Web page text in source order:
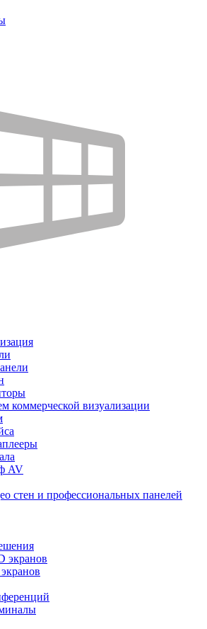
коммерческой визуализации
AV
стен и профессиональных панелей
экранов